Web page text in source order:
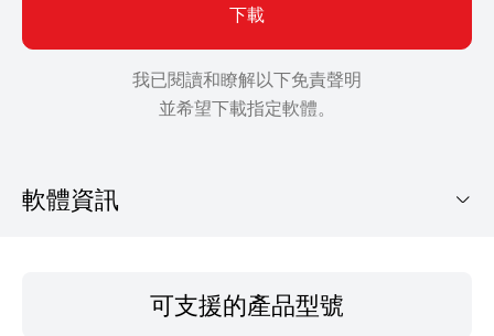
下載
我已閱讀和瞭解以下免責聲明
並希望下載指定軟體。
軟體資訊
可支援的產品型號